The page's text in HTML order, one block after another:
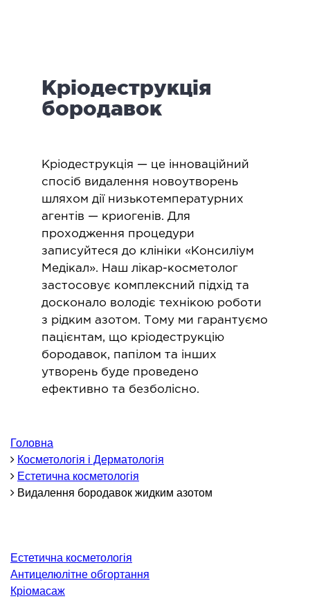
лицьова хірургія
ХІРУРГІЯ
в гінекології
в онкології
в урології
ТА ОНКОХІРУРГІЯ
і хвороби молочної залози
та онкохірургія
НАПРЯМ
і нутриціологія
Кріодеструкція
бородавок
Кріодеструкція — це інноваційний
спосіб видалення новоутворень
шляхом дії низькотемпературних
агентів — криогенів. Для
проходження процедури
записуйтеся до клініки «Консиліум
Медікал». Наш лікар-косметолог
застосовує комплексний підхід та
досконало володіє технікою роботи
з рідким азотом. Тому ми гарантуємо
пацієнтам, що кріодеструкцію
бородавок, папілом та інших
утворень буде проведено
ефективно та безболісно.
Головна
Косметологія і Дерматологія
Естетична косметологія
Видалення бородавок жидким азотом
Естетична косметологія
Антицелюлітне обгортання
Кріомасаж